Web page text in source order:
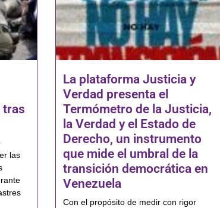
tras
las
La plataforma Justicia y
Verdad presenta el
Termómetro de la Justicia,
la Verdad y el Estado de
Derecho, un instrumento
que mide el umbral de la
transición democrática en
Venezuela
Con el propósito de medir con rigor